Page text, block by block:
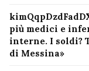
più medici e
interne. I soldi?
di Messina»